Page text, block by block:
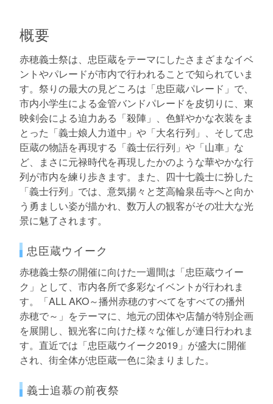
概要
赤穂義士祭は、忠臣蔵をテーマにしたさまざまなイベ
ントやパレードが市内で行われることで知られていま
す。祭りの最大の見どころは「忠臣蔵パレード」で、
市内小学生による金管バンドパレードを皮切りに、東
映剣会による迫力ある「殺陣」、色鮮やかな衣装をま
とった「義士娘人力道中」や「大名行列」、そして忠
臣蔵の物語を再現する「義士伝行列」や「山車」な
ど、まさに元禄時代を再現したかのような華やかな行
列が市内を練り歩きます。また、四十七義士に扮した
「義士行列」では、意気揚々と芝高輪泉岳寺へと向か
う勇ましい姿が描かれ、数万人の観客がその壮大な光
景に魅了されます。
忠臣蔵ウイーク
赤穂義士祭の開催に向けた一週間は「忠臣蔵ウイー
ク」として、市内各所で多彩なイベントが行われま
す。「ALL AKO～播州赤穂のすべてをすべての播州
赤穂で～」をテーマに、地元の団体や店舗が特別企画
を展開し、観光客に向けた様々な催しが連日行われま
す。直近では「忠臣蔵ウイーク2019」が盛大に開催
され、街全体が忠臣蔵一色に染まりました。
義士追慕の前夜祭